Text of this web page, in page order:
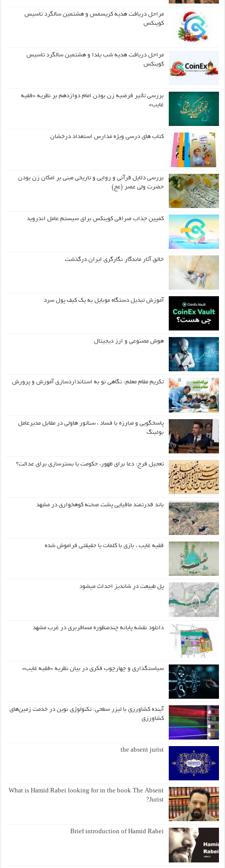
مراحل دریافت هدیه کریسمس و هشتمین سالگرد تاسیس
کوینکس
مراحل دریافت هدیه شب یلدا و هشتمین سالگرد تاسیس
کوینکس
بررسی تأثیر فرضیه زن بودن امام دوازدهم بر نظریه «فقیه
غایب»
کتاب های درسی ویژه مدارس استعداد درخشان
بررسی دلایل قرآنی و روایی و تاریخی مبنی بر امکان زن بودن
حضرت ولی عصر (عج)
کمپین جذاب صرافی کوینکس برای سیستم عامل اندروید
خالق آثار ماندگار نگارگری ایران درگذشت
آموزش تبدیل دستگاه موبایل به یک کیف‌ پول سرد
هوش مصنوعی و ارز دیجیتال
تکریم مقام معلم: نگاهی نو به استانداردسازی آموزش و پرورش
پاسخگویی و مبارزه با فساد ، سناتور هاولی در مقابل مدیرعامل
بوئینگ
تعجیل فرج: دعا برای ظهور، حکومت یا بسترسازی برای عدالت؟
باند قدرتمند مافیایی پشت صحنه کوهخواری در مشهد
فقیه غایب ، بازی با کلمات یا حقیقتی فراموش شده
پل طبیعت در شاندیز احداث میشود
دانلود نقشه پایانه چندمنظوره مسافربری در غرب مشهد
سیاستگذاری و چهارچوب فکری در بیان نظریه «فقیه غایب»
آینده کشاورزی با لیزر سطحی: تکنولوژی نوین در خدمت زمین‌های
کشاورزی
the absent jurist
What is Hamid Rabei looking for in the book The Absent
Jurist?
Brief introduction of Hamid Rabei